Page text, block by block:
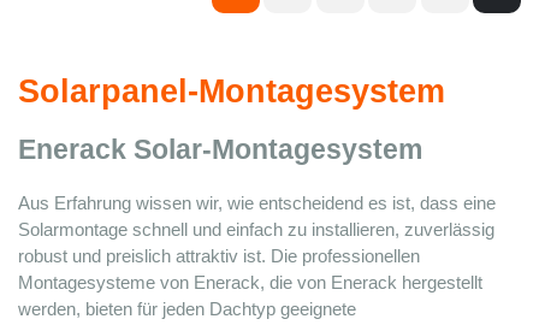
Solarpanel-Montagesystem
Enerack Solar-Montagesystem
Aus Erfahrung wissen wir, wie entscheidend es ist, dass eine
Solarmontage schnell und einfach zu installieren, zuverlässig
robust und preislich attraktiv ist. Die professionellen
Montagesysteme von Enerack, die von Enerack hergestellt
werden, bieten für jeden Dachtyp geeignete